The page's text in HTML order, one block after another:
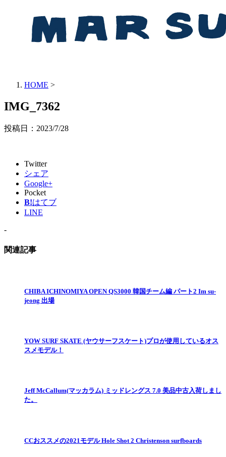
HOME >
IMG_7362
投稿日： 2023/7/28
Twitter
シェア
Google+
Pocket
B!はてブ
LINE
-
関連記事
CHIBA ICHINOMIYA OPEN QS3000 韓国チーム編 パート2 Im su-
jeong 出場
YOW SURF SKATE (ヤウサーフスケート)プロが使用しているオス
スメモデル！
Jeff McCallum(マッカラム) ミッドレングス 7.0 美品中古入荷しまし
た。
CCおススメの2021モデル Hole Shot 2 Christenson surfboards